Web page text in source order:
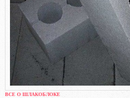
ВСЕ О ШЛАКОБЛОКЕ